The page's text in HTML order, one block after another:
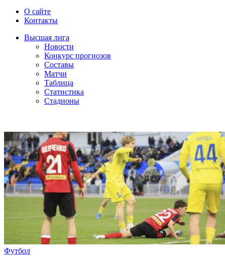
О сайте
Контакты
Высшая лига
Новости
Конкурс прогнозов
Составы
Матчи
Таблица
Статистика
Стадионы
Футбол